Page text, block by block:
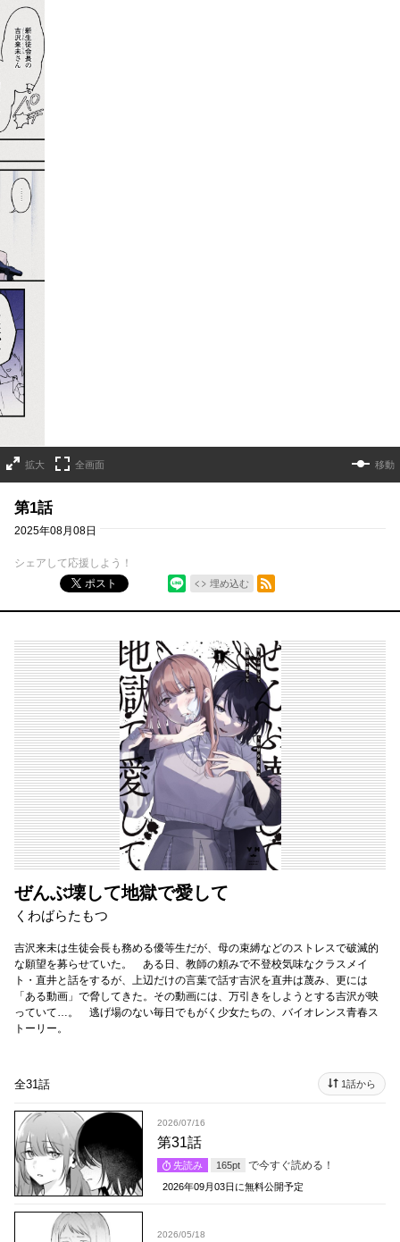
拡大 全画面 移動
第1話
2025年08月08日
シェアして応援しよう！
ポスト
埋め込む
RSSフィード
ぜんぶ壊して地獄で愛して
くわばらたもつ
吉沢来未は生徒会長も務める優等生だが、母の束縛などのストレスで破滅的
な願望を募らせていた。 ある日、教師の頼みで不登校気味なクラスメイ
ト・直井と話をするが、上辺だけの言葉で話す吉沢を直井は蔑み、更には
「ある動画」で脅してきた。その動画には、万引きをしようとする吉沢が映
っていて…。 逃げ場のない毎日でもがく少女たちの、バイオレンス青春ス
トーリー。
全31話 1話から
2026/07/16
第31話
先読み 165pt で今すぐ読める！
2026年09月03日 に無料公開予定
2026/05/18